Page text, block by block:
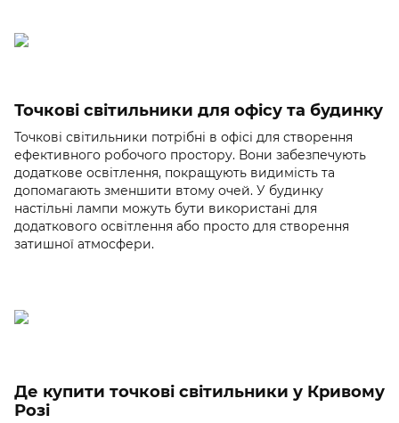
Точкові світильники для офісу та будинку
Точкові світильники потрібні в офісі для створення
ефективного робочого простору. Вони забезпечують
додаткове освітлення, покращують видимість та
допомагають зменшити втому очей. У будинку
настільні лампи можуть бути використані для
додаткового освітлення або просто для створення
затишної атмосфери.
Де купити точкові світильники у Кривому
Розі